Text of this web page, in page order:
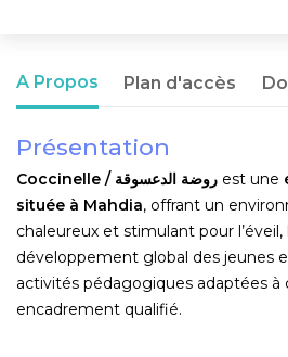
A Propos Plan d'accès
Présentation
Coccinelle / روضة الدعسوقة est une
située à Mahdia, offrant un
chaleureux et stimulant pour l’éveil,
développement global des jeunes
activités pédagogiques adaptées à
encadrement qualifié.